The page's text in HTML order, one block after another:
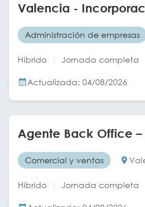
Valencia -
Administración de empresas
Híbrido Jornada completa
Actualizada: 04/08/2026
Agente Back Office
Comercial y ventas
Híbrido Jornada completa